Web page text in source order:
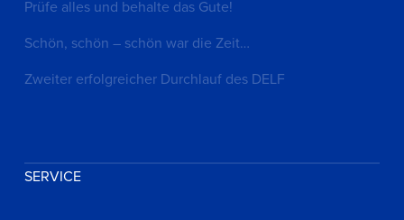
Prüfe alles und behalte das Gute!
Schön, schön – schön war die Zeit…
Zweiter erfolgreicher Durchlauf des DELF
SERVICE